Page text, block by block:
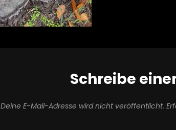
Schreibe
Deine E-Mail-Adresse wird nicht veröffentlicht.